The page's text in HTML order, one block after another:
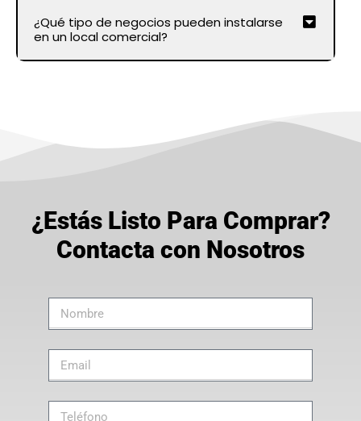
¿Qué tipo de negocios pueden instalarse
en un local comercial?
¿Estás Listo Para Comprar?
Contacta con Nosotros